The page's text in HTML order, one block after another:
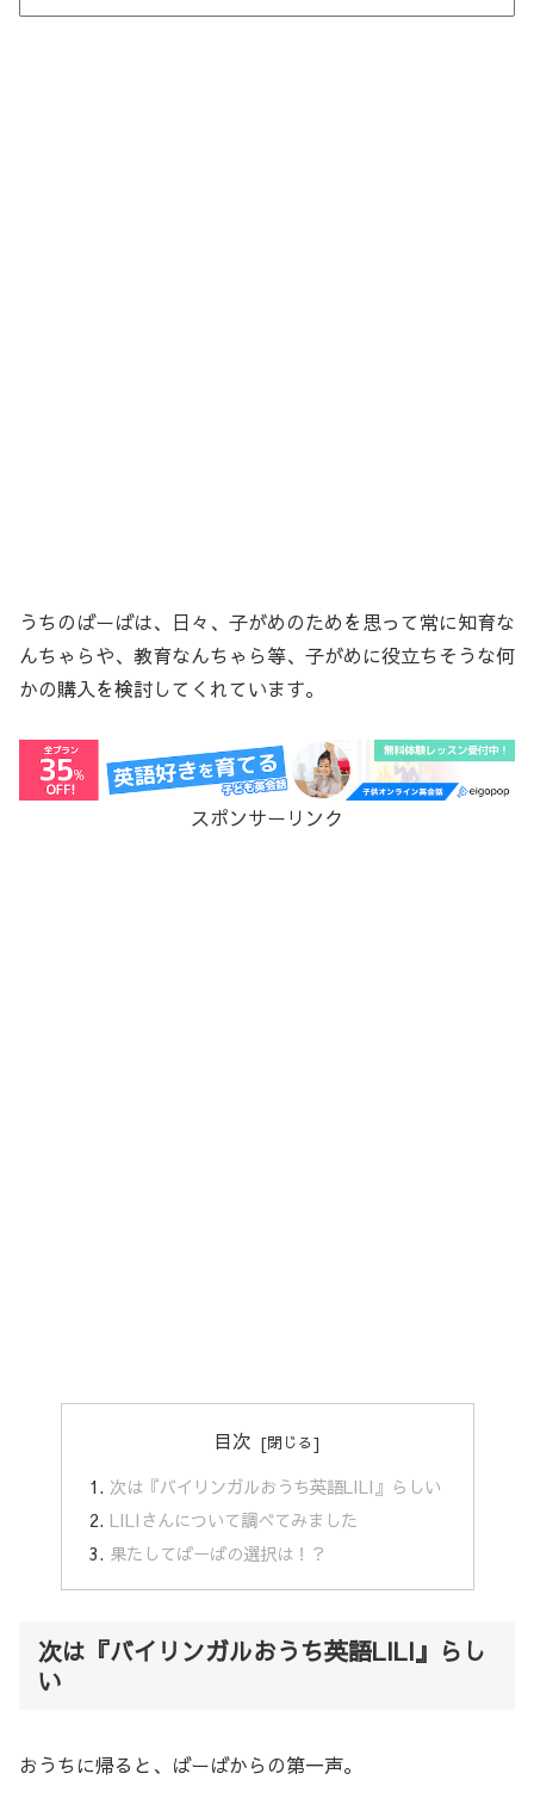
うちのばーばは、日々、子がめのためを思って常に知育な
んちゃらや、教育なんちゃら等、子がめに役立ちそうな何
かの購入を検討してくれています。
スポンサーリンク
目次
次は『バイリンガルおうち英語LILI』らしい
LILIさんについて調べてみました
果たしてばーばの選択は！？
次は『バイリンガルおうち英語LILI』らし
い
おうちに帰ると、ばーばからの第一声。